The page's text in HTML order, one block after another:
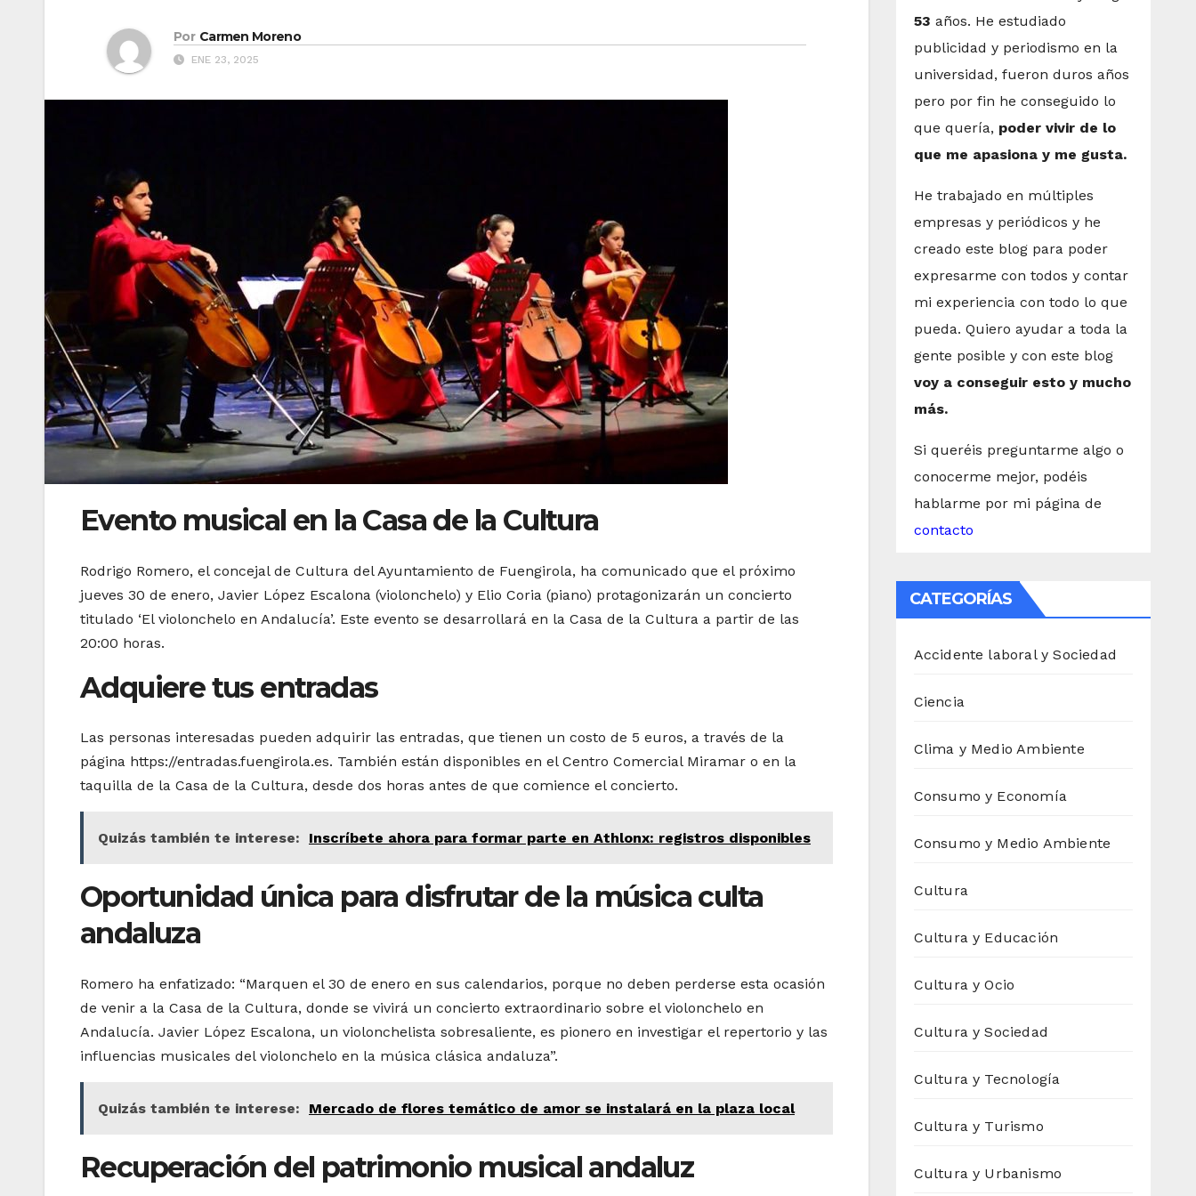
Por Carmen Moreno
ENE 23, 2025
Evento musical en la Casa de la Cultura
Rodrigo Romero, el concejal de Cultura del Ayuntamiento de Fuengirola, ha comunicado que el próximo
jueves 30 de enero, Javier López Escalona (violonchelo) y Elio Coria (piano) protagonizarán un concierto
titulado ‘El violonchelo en Andalucía’. Este evento se desarrollará en la Casa de la Cultura a partir de las
20:00 horas.
Adquiere tus entradas
Las personas interesadas pueden adquirir las entradas, que tienen un costo de 5 euros, a través de la
página https://entradas.fuengirola.es. También están disponibles en el Centro Comercial Miramar o en la
taquilla de la Casa de la Cultura, desde dos horas antes de que comience el concierto.
Quizás también te interese: Inscríbete ahora para formar parte en Athlonx: registros disponibles
Oportunidad única para disfrutar de la música culta
andaluza
Romero ha enfatizado: “Marquen el 30 de enero en sus calendarios, porque no deben perderse esta ocasión
de venir a la Casa de la Cultura, donde se vivirá un concierto extraordinario sobre el violonchelo en
Andalucía. Javier López Escalona, un violonchelista sobresaliente, es pionero en investigar el repertorio y las
influencias musicales del violonchelo en la música clásica andaluza”.
Quizás también te interese: Mercado de flores temático de amor se instalará en la plaza local
Recuperación del patrimonio musical andaluz
53 años. He estudiado
publicidad y periodismo en la
universidad, fueron duros años
pero por fin he conseguido lo
que quería, poder vivir de lo
que me apasiona y me gusta.
He trabajado en múltiples
empresas y periódicos y he
creado este blog para poder
expresarme con todos y contar
mi experiencia con todo lo que
pueda. Quiero ayudar a toda la
gente posible y con este blog
voy a conseguir esto y mucho
más.
Si queréis preguntarme algo o
conocerme mejor, podéis
hablarme por mi página de
contacto
CATEGORÍAS
Accidente laboral y Sociedad
Ciencia
Clima y Medio Ambiente
Consumo y Economía
Consumo y Medio Ambiente
Cultura
Cultura y Educación
Cultura y Ocio
Cultura y Sociedad
Cultura y Tecnología
Cultura y Turismo
Cultura y Urbanismo